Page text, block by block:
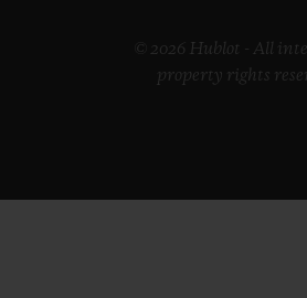
© 2026 Hublot - All
property rights